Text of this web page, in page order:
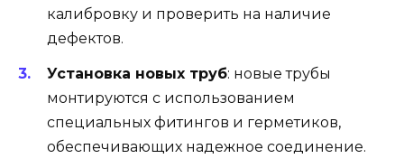
калибровку и проверить на наличие
дефектов.
Установка новых труб: новые трубы
монтируются с использованием
специальных фитингов и герметиков,
обеспечивающих надежное соединение.